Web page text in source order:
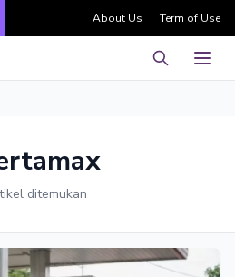
About Us Term of Use
Pencarian
ditemukan